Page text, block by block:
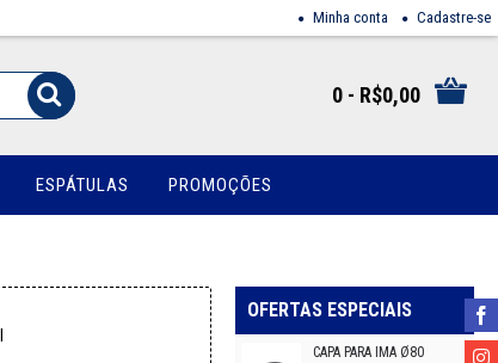
Minha conta Cadastre-se
0 - R$0,00
ESPÁTULAS PROMOÇÕES
OFERTAS ESPECIAIS
CAPA PARA IMÃ Ø80